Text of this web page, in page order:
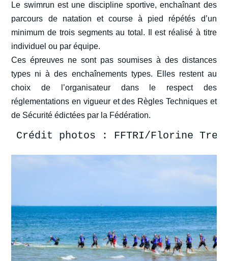
Le swimrun est une discipline sportive, enchaînant des
parcours de natation et course à pied répétés d’un
minimum de trois segments au total. Il est réalisé à titre
individuel ou par équipe.
Ces épreuves ne sont pas soumises à des distances
types ni à des enchaînements types. Elles restent au
choix de l’organisateur dans le respect des
réglementations en vigueur et des Règles Techniques et
de Sécurité édictées par la Fédération.
Crédit photos : FFTRI/Florine